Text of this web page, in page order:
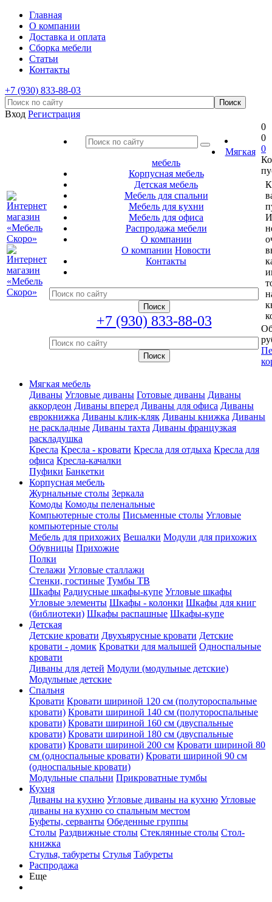
Главная
О компании
Доставка и оплата
Сборка мебели
Статьи
Контакты
+7 (930) 833-88-03
Вход Регистрация
Мягкая
мебель
Корпусная мебель
Детская мебель
Мебель для спальни
Мебель для кухни
Мебель для офиса
Распродажа мебели
О компании
О компании Новости
Контакты
+7 (930) 833-88-03
0
0
0
Мягкая мебель
Диваны Угловые диваны Готовые диваны Диваны
аккордеон Диваны вперед Диваны для офиса Диваны
еврокнижка Диваны клик-кляк Диваны книжка Диваны
не раскладные Диваны тахта Диваны французкая
раскладушка
Кресла Кресла - кровати Кресла для отдыха Кресла для
офиса Кресла-качалки
Пуфики Банкетки
Корпусная мебель
Журнальные столы Зеркала
Комоды Комоды пеленальные
Компьютерные столы Письменные столы Угловые
компьютерные столы
Мебель для прихожих Вешалки Модули для прихожих
Обувницы Прихожие
Полки
Стелажи Угловые сталлажи
Стенки, гостиные Тумбы ТВ
Шкафы Радиусные шкафы-купе Угловые шкафы
Угловые элементы Шкафы - колонки Шкафы для книг
(библиотеки) Шкафы распашные Шкафы-купе
Детская
Детские кровати Двухъярусные кровати Детские
кровати - домик Кроватки для малышей Односпальные
кровати
Диваны для детей Модули (модульные детские)
Модульные детские
Спальня
Кровати Кровати шириной 120 см (полутороспальные
кровати) Кровати шириной 140 см (полутороспальные
кровати) Кровати шириной 160 см (двуспальные
кровати) Кровати шириной 180 см (двуспальные
кровати) Кровати шириной 200 см Кровати шириной 80
см (односпальные кровати) Кровати шириной 90 см
(односпальные кровати)
Модульные спальни Прикроватные тумбы
Кухня
Диваны на кухню Угловые диваны на кухню Угловые
диваны на кухню со спальным местом
Буфеты, серванты Обеденные группы
Столы Раздвижные столы Стеклянные столы Стол-
книжка
Стулья, табуреты Стулья Табуреты
Распродажа
Еще